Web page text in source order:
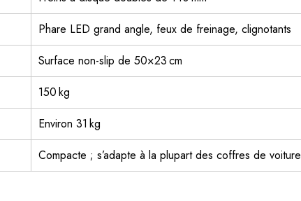
Phare LED grand angle, feux de freinage, clignotants
Surface non-slip de 50×23 cm
150 kg
Environ 31 kg
Compacte ; s’adapte à la plupart des coffres de voiture